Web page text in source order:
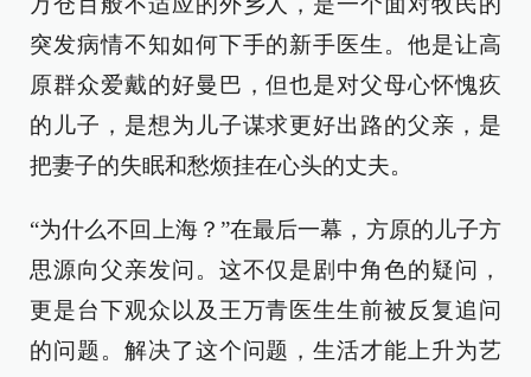
突发病情不知如何下手的新手医生。他是让高
原群众爱戴的好曼巴，但也是对父母心怀愧疚
的儿子，是想为儿子谋求更好出路的父亲，是
把妻子的失眠和愁烦挂在心头的丈夫。
“为什么不回上海？”在最后一幕，方原的儿子方
思源向父亲发问。这不仅是剧中角色的疑问，
更是台下观众以及王万青医生生前被反复追问
的问题。解决了这个问题，生活才能上升为艺